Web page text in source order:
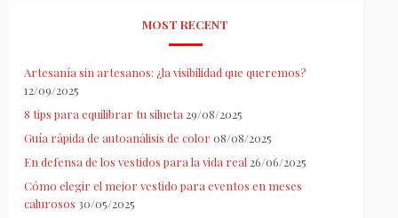
MOST RECENT
Artesanía sin artesanos: ¿la visibilidad que queremos?
12/09/2025
8 tips para equilibrar tu silueta 29/08/2025
Guía rápida de autoanálisis de color 08/08/2025
En defensa de los vestidos para la vida real 26/06/2025
Cómo elegir el mejor vestido para eventos en meses
calurosos 30/05/2025